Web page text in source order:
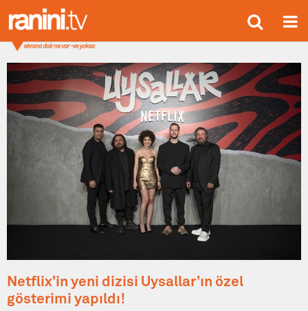
Netflix’in yeni dizisi Uysallar’ın özel
gösterimi yapıldı!